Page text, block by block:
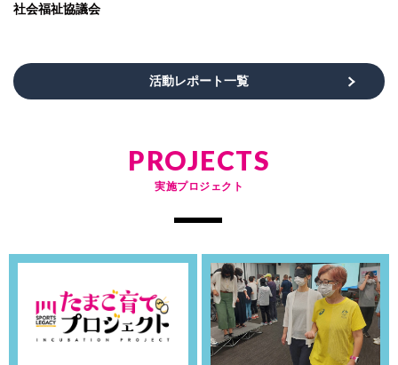
社会福祉協議会
活動レポート一覧
PROJECTS
実施プロジェクト